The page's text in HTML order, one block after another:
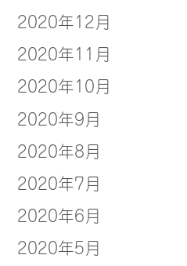
2020年12月
2020年11月
2020年10月
2020年9月
2020年8月
2020年7月
2020年6月
2020年5月